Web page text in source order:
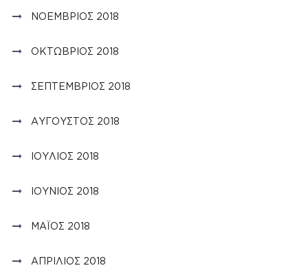
ΝΟΈΜΒΡΙΟΣ 2018
ΟΚΤΏΒΡΙΟΣ 2018
ΣΕΠΤΈΜΒΡΙΟΣ 2018
ΑΎΓΟΥΣΤΟΣ 2018
ΙΟΎΛΙΟΣ 2018
ΙΟΎΝΙΟΣ 2018
ΜΆΙΟΣ 2018
ΑΠΡΊΛΙΟΣ 2018